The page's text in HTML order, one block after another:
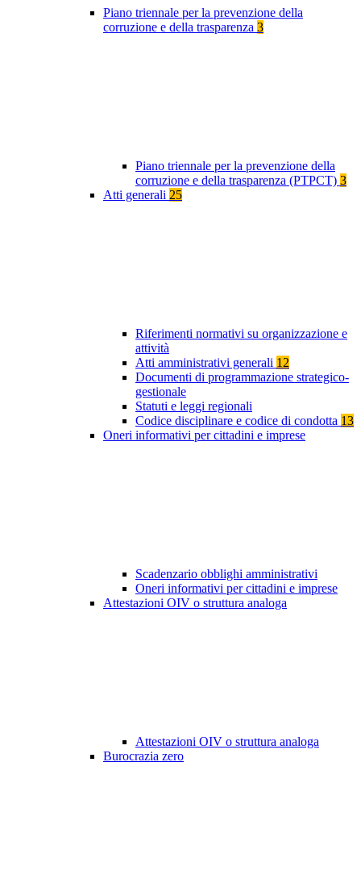
Piano triennale per la prevenzione della
corruzione e della trasparenza 3
Piano triennale per la prevenzione della
corruzione e della trasparenza (PTPCT) 3
Atti generali 25
Riferimenti normativi su organizzazione e
attività
Atti amministrativi generali 12
Documenti di programmazione strategico-
gestionale
Statuti e leggi regionali
Codice disciplinare e codice di condotta 13
Oneri informativi per cittadini e imprese
Scadenzario obblighi amministrativi
Oneri informativi per cittadini e imprese
Attestazioni OIV o struttura analoga
Attestazioni OIV o struttura analoga
Burocrazia zero